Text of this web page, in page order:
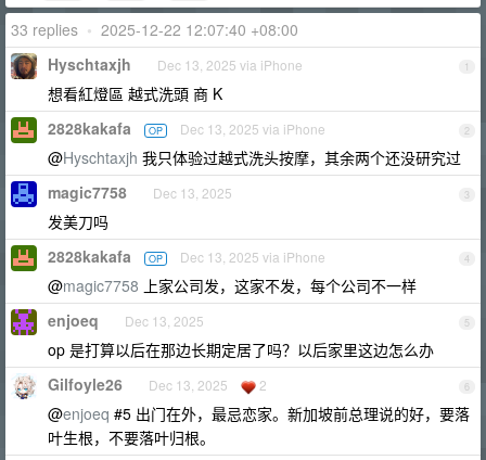
33 replies • 2025-12-22 12:07:40 +08:00
1
Hyschtaxjh Dec 13, 2025 via iPhone
想看紅燈區 越式洗頭 商 K
2
2828kakafa OP Dec 13, 2025 via iPhone
@Hyschtaxjh 我只体验过越式洗头按摩，其余两个还没研究过
3
magic7758 Dec 13, 2025
发美刀吗
4
2828kakafa OP Dec 13, 2025 via iPhone
@magic7758 上家公司发，这家不发，每个公司不一样
5
enjoeq Dec 13, 2025
op 是打算以后在那边长期定居了吗？以后家里这边怎么办
6
Gilfoyle26 Dec 13, 2025 2
@enjoeq #5 出门在外，最忌恋家。新加坡前总理说的好，要落
叶生根，不要落叶归根。